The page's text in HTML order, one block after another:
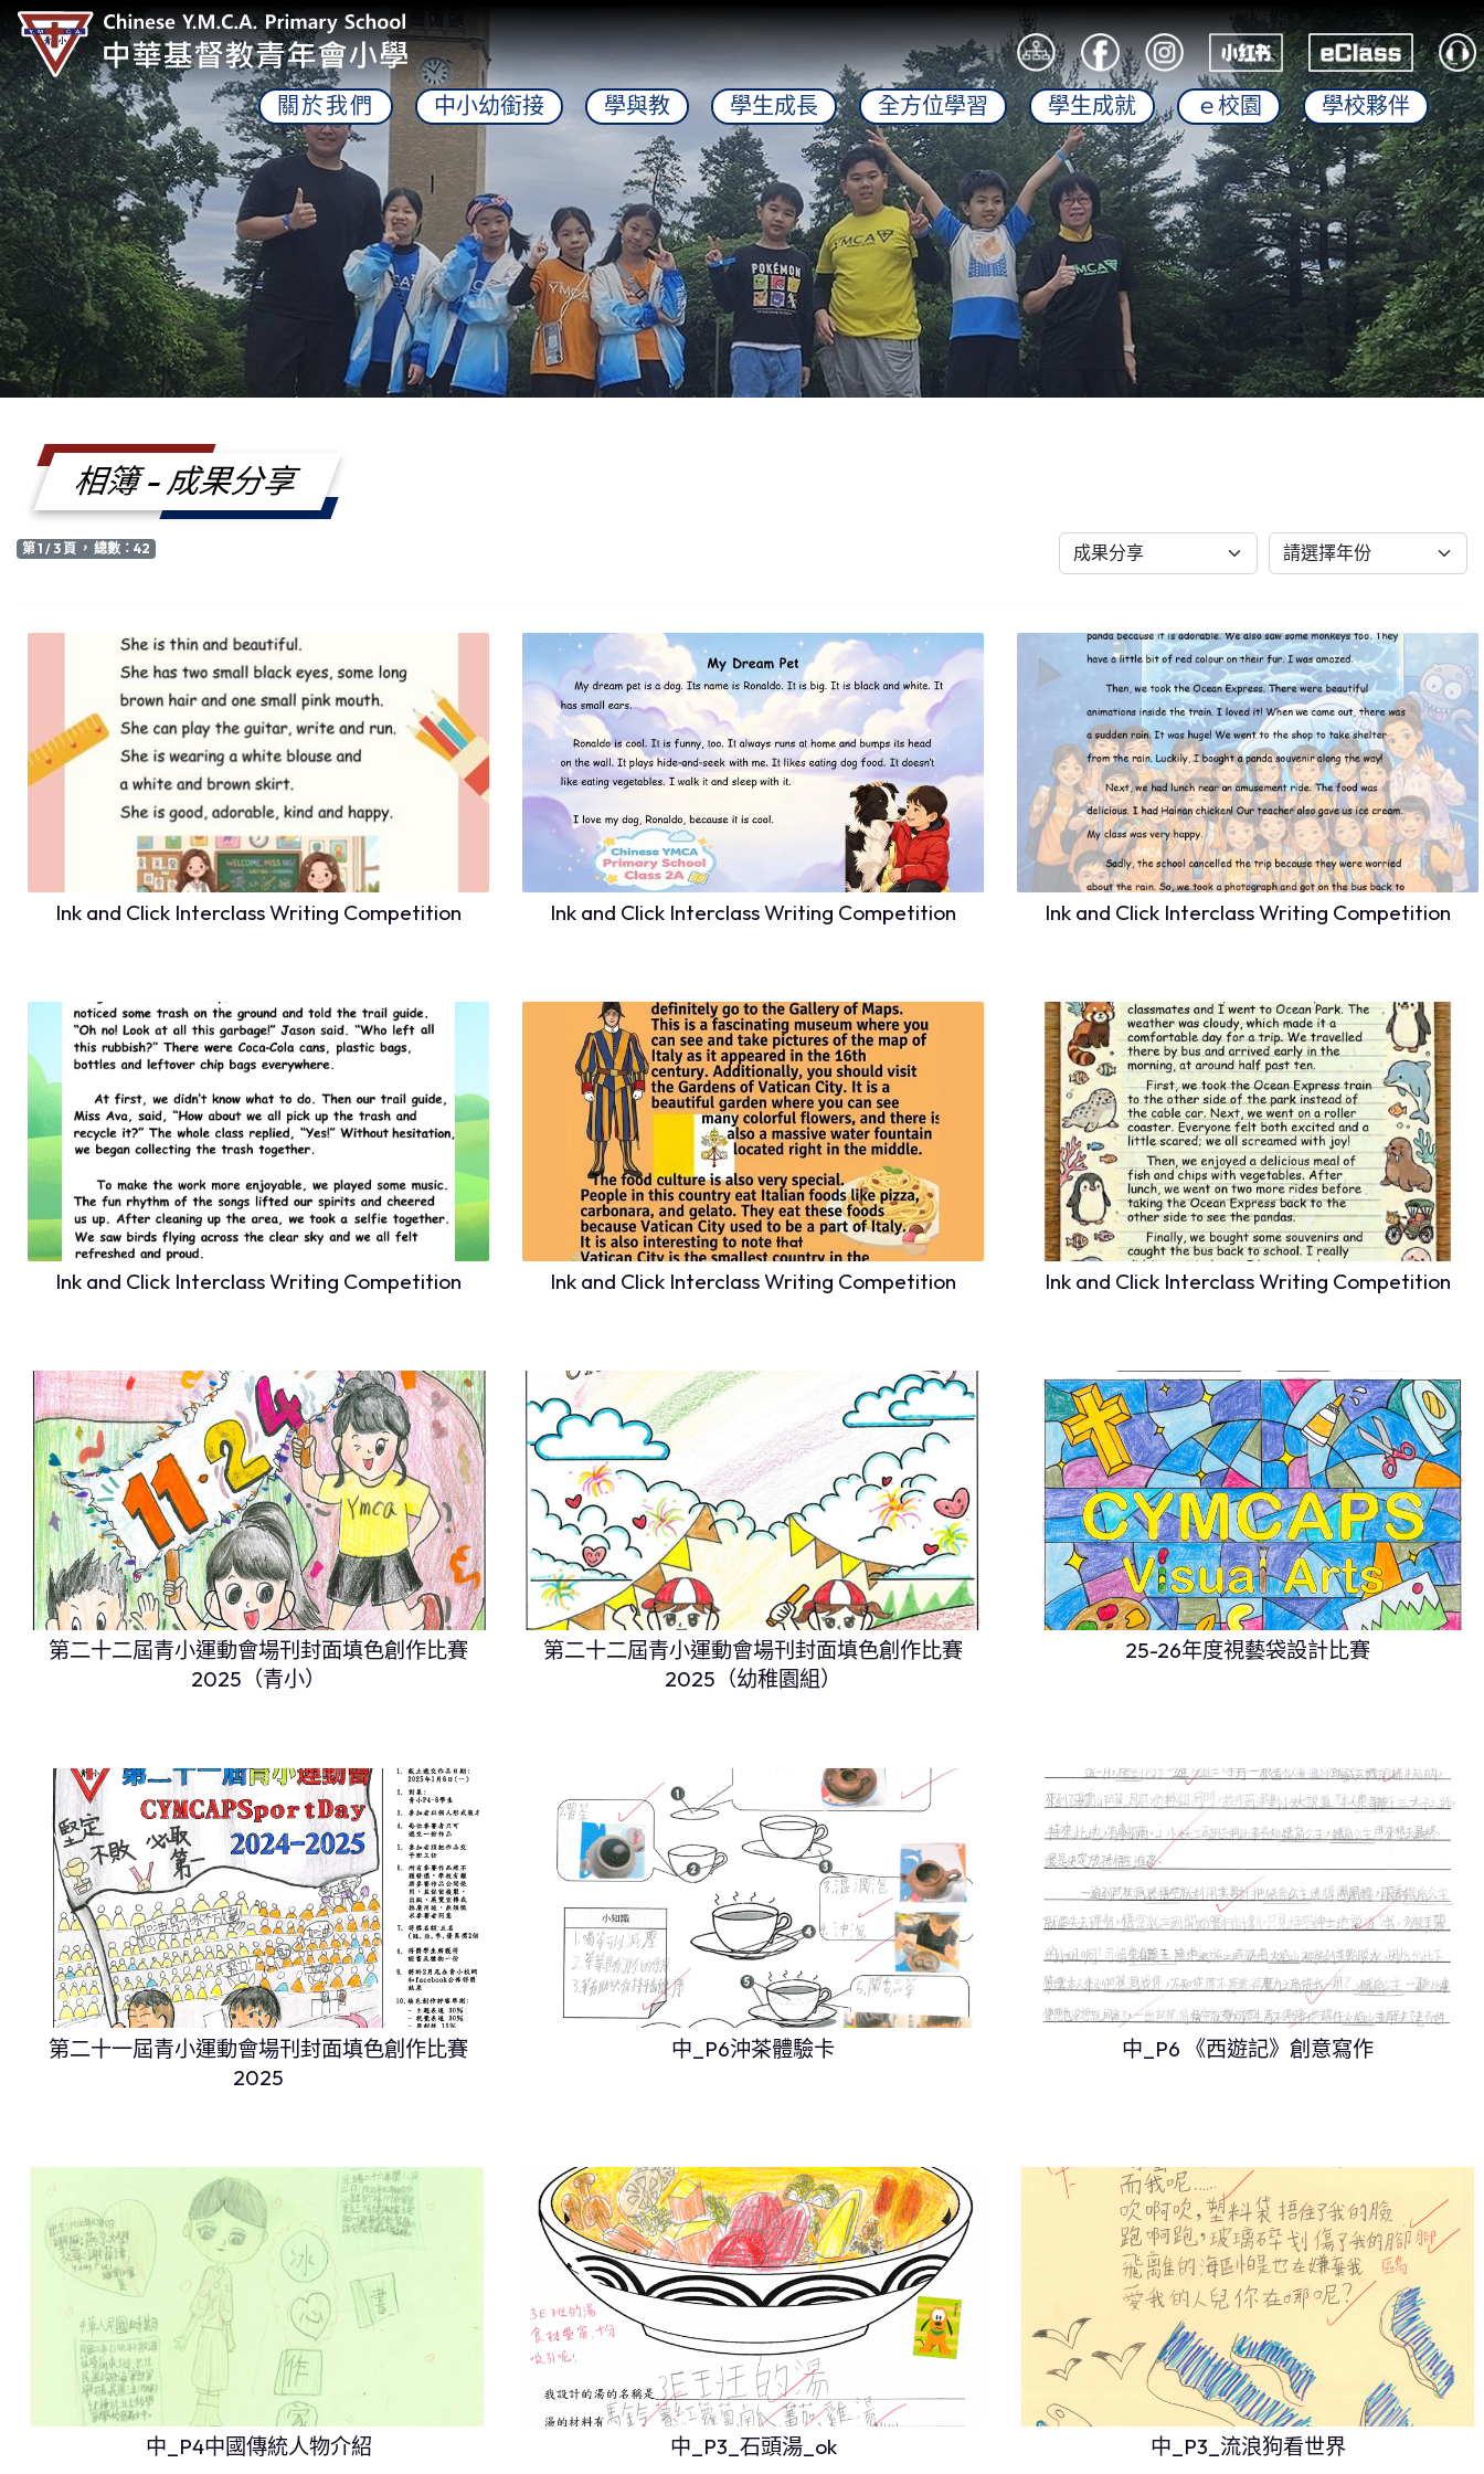
關於我們 中小幼銜接 學與教 學生成長 全方位學習 學生成就 ｅ校園 學校夥伴
相簿 - 成果分享
第 1 / 3 頁 ， 總數：42
Ink and Click Interclass Writing Competition Ink and Click Interclass Writing Competition Ink and Click Interclass Writing Competition
Ink and Click Interclass Writing Competition Ink and Click Interclass Writing Competition Ink and Click Interclass Writing Competition
第二十二屆青小運動會場刊封面填色創作比賽
2025（青小）
第二十二屆青小運動會場刊封面填色創作比賽
2025（幼稚園組）
25-26年度視藝袋設計比賽
第二十一屆青小運動會場刊封面填色創作比賽
2025
中_P6沖茶體驗卡 中_P6 《西遊記》創意寫作
中_P4中國傳統人物介紹 中_P3_石頭湯_ok 中_P3_流浪狗看世界